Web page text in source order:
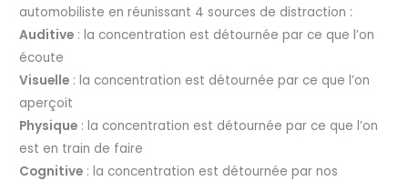
automobiliste en réunissant 4 sources de distraction :
Auditive : la concentration est détournée par ce que l’on
écoute
Visuelle : la concentration est détournée par ce que l’on
aperçoit
Physique : la concentration est détournée par ce que l’on
est en train de faire
Cognitive : la concentration est détournée par nos